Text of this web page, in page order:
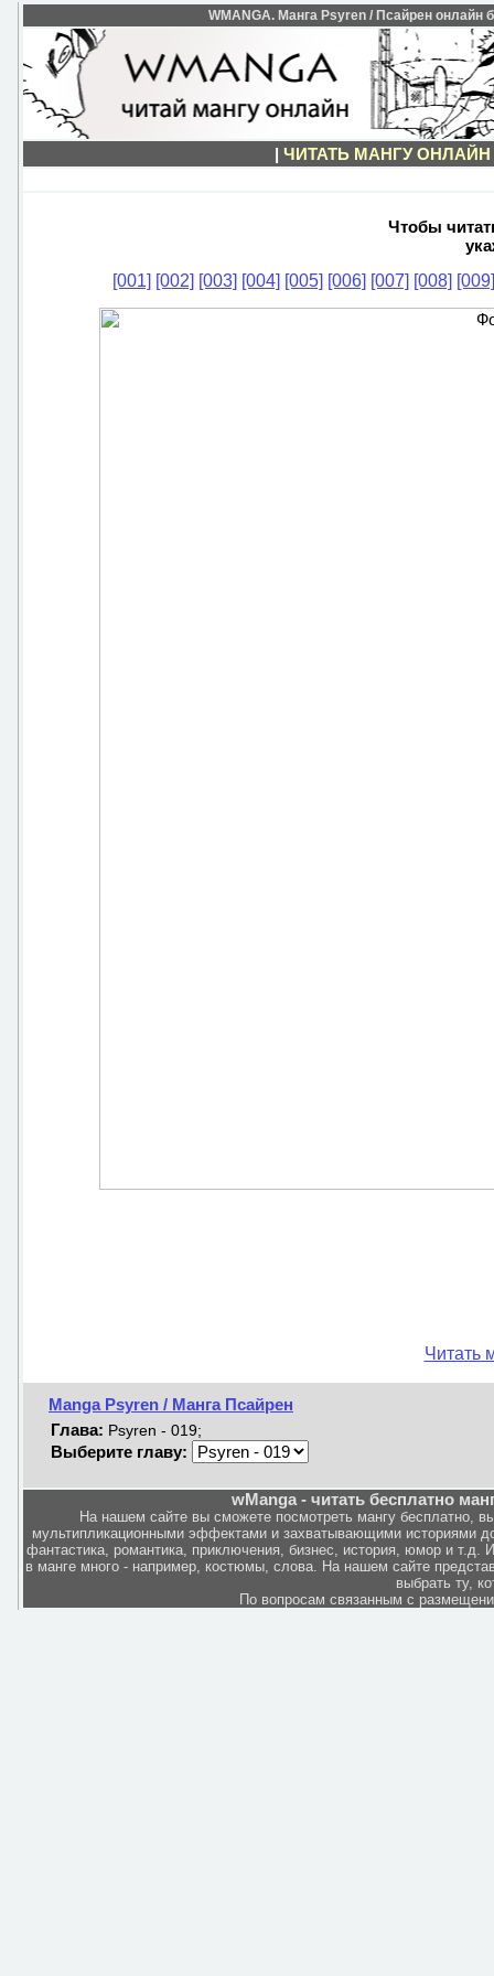
WMANGA. Манга Psyren / Псайрен онлайн
| ЧИТАТЬ МАНГУ ОНЛАЙН
Чтобы
[001] [002] [003] [004] [005] [006] [007] [008] [009]
Читать
Manga Psyren / Манга Псайрен
Глава: Psyren - 019;
Выберите главу:
wManga - читать бесплатно
На нашем сайте вы сможете посмотреть мангу бесплатно,
мультипликационными эффектами и захватывающими историями
фантастика, романтика, приключения, бизнес, история, юмор и
в манге много - например, костюмы, слова. На нашем сайте
выбрать ту,
По вопросам связанным с